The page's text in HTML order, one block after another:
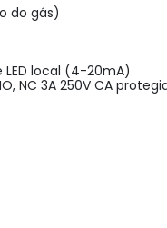
do gás)
local (4-20mA)
NC 3A 250V CA